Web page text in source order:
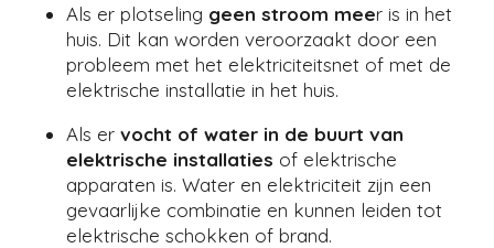
Als er plotseling geen stroom meer is in het
huis. Dit kan worden veroorzaakt door een
probleem met het elektriciteitsnet of met de
elektrische installatie in het huis.
Als er vocht of water in de buurt van
elektrische installaties of elektrische
apparaten is. Water en elektriciteit zijn een
gevaarlijke combinatie en kunnen leiden tot
elektrische schokken of brand.